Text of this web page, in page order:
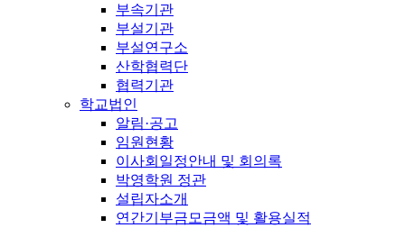
부속기관
부설기관
부설연구소
산학협력단
협력기관
학교법인
알림·공고
임원현황
이사회일정안내 및 회의록
박영학원 정관
설립자소개
연간기부금모금액 및 활용실적